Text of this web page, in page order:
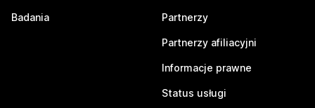
Badania Partnerzy
Partnerzy afiliacyjni
Informacje prawne
Status usługi